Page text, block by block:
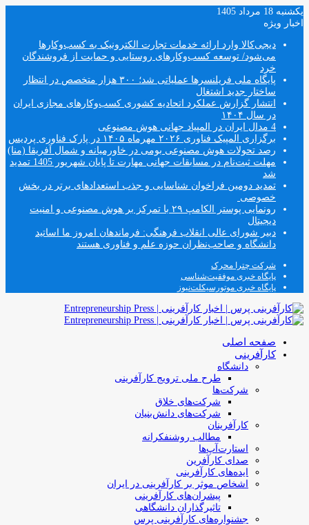
یکشنبه 18 مرداد 1405
اخبار ویژه
دیجی‌کالا وارد ارائه خدمات تجارت الکترونیک به کسب‌وکارها
می‌شود/ توسعه کسب‌وکارهای روستایی و حمایت از فروشندگان
خرد
پایگاه ملی فریلنسرها عملیاتی شد؛ ۳۰۰ هزار متخصص در انتظار
ساختار جدید اشتغال
انتشار گزارش عملکرد اتحادیه کشوری کسب‌وکارهای مجازی ایران
در سال ۱۴۰۴
4 مدال ایران در المپیاد جهانی هوش مصنوعی
برگزاری المپیک فناوری ۲۰۲۶ مهرماه ۱۴۰۵ در پارک فناوری پردیس
رصد تحولات هوش مصنوعی بومی در خاورمیانه و شمال آفریقا (منا)
مهلت ثبت‌نام در مسابقات جهانی مهارت تا پایان شهریور 1405 تمدید
شد
تمدید دومین فراخوان شناسایی و جذب استعدادهای برتر در بخش
خصوصی
رونمایی پوستر الکامپ ۲۹ با تمرکز بر هوش مصنوعی و امنیت
دیجیتال
دبیر شورای عالی انقلاب فرهنگی: فرماندهان امروز ما اساتید
دانشگاه و صاحب‌نظران حوزه علم و فناوری هستند
شرکت چترا محرک
پایگاه خبری موفقیت‌شناسی
پایگاه خبری موتورسیکلت‌نیوز
صفحه اصلی
کارآفرینی
دانشگاه
طرح ملی ترویج کارآفرینی
شرکت‌ها
شرکت‌های خلاق
شرکت‌های دانش‌بنیان
کارآفرینان
مطالب روشنفکرانه
استارت‌آپ‌ها
صدای کارآفرین
ایده‌های کارآفرینی
اشخاص موثر بر کارآفرینی در ایران
پیشران‌های کارآفرینی
تاثیرگذاران دانشگاهی
جشنواره‌های کارآفرینی‌ پرس